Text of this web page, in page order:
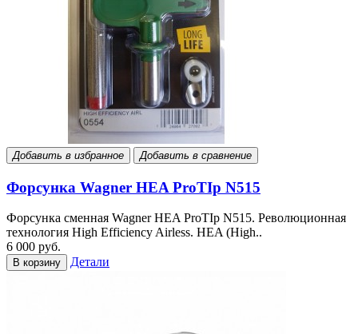
Добавить в избранное Добавить в сравнение
Форсунка Wagner HEA ProTIp N515
Форсунка сменная Wagner HEA ProTIp N515. Революционная
технология High Efficiency Airless. HEA (High..
6 000 руб.
В корзину Детали